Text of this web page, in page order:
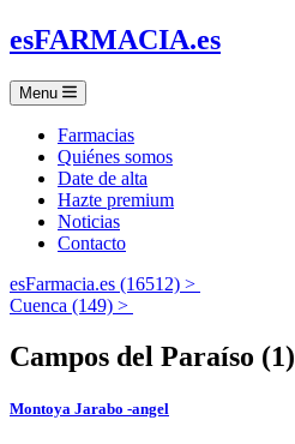
esFARMACIA.es
Menu
Farmacias
Quiénes somos
Date de alta
Hazte premium
Noticias
Contacto
esFarmacia.es (16512) >
Cuenca (149) >
Campos del Paraíso (1)
Montoya Jarabo -angel